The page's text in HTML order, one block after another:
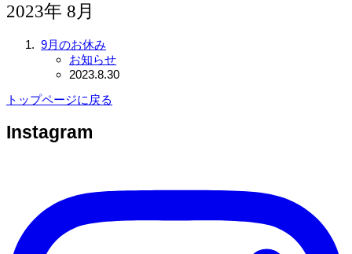
2023年 8月
9月のお休み
お知らせ
2023.8.30
トップページに戻る
Instagram